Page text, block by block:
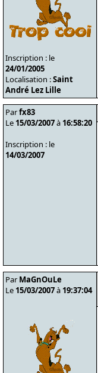
Inscription : le
24/01/2005
Localisation :Saint
André Lez Lille
Parfx83
Le 15/03/2007à 16:58:20
Inscription : le
14/03/2007
Par MaGnOuLe
Le 15/03/2007à 19:37:04